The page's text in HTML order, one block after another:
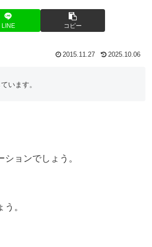
LINE コピー
2015.11.27 2025.10.06
います。
ョンでしょう。
。